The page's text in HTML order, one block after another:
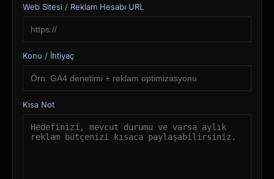
Web Sitesi / Reklam Hesabı URL
Konu / İhtiyaç
Kısa Not